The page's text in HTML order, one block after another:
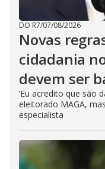
DO R7/07/08/2026
Novas
cidadania
devem ser
‘Eu acredito que são
eleitorado MAGA,
especialista